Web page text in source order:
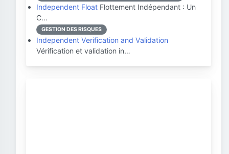
Independent Float Flottement Indépendant : Un
C…
GESTION DES RISQUES
Independent Verification and Validation
Vérification et validation in…